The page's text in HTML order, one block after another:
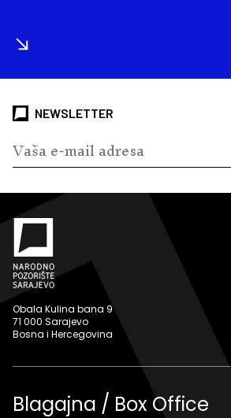
NEWSLETTER
Obala Kulina bana 9
71 000 Sarajevo
Bosna i Hercegovina
Blagajna / Box Office